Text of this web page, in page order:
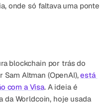
onde só faltava uma ponte
blockchain por trás do
Altman (OpenAI), está
com a Visa. A ideia é
da Worldcoin, hoje usada